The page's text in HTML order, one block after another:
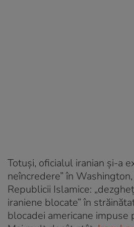
Totuși, oficialul iranian și-a
neîncredere” în
Republicii Islamice:
iraniene blocate” în
blocadei americane impuse